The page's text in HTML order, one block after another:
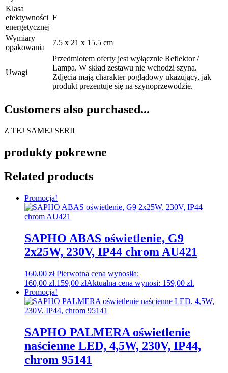
Klasa
efektywności
energetycznej
F
Wymiary
opakowania
7.5 x 21 x 15.5 cm
Uwagi
Przedmiotem oferty jest wyłącznie Reflektor /
Lampa. W skład zestawu nie wchodzi szyna.
Zdjęcia mają charakter poglądowy ukazujący, jak
produkt prezentuje się na szynoprzewodzie.
Customers also purchased...
Z TEJ SAMEJ SERII
produkty pokrewne
Related products
Promocja!
SAPHO ABAS oświetlenie, G9
2x25W, 230V, IP44 chrom AU421
160,00zł Pierwotna cena wynosiła:
160,00 zł.159,00 złAktualna cena wynosi: 159,00 zł.
Promocja!
SAPHO PALMERA oświetlenie
naścienne LED, 4,5W, 230V, IP44,
chrom 95141